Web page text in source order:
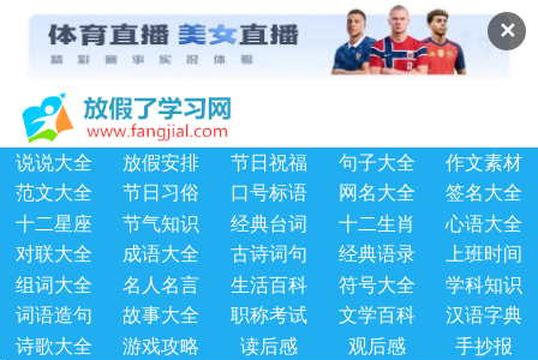
✕
说说大全 放假安排 节日祝福 句子大全
作文素材
范文大全
节日习俗 口号标语 网名大全
签名大全
十二星座
节气知识 经典台词 十二生肖
心语大全
对联大全
成语大全 古诗词句 经典语录
上班时间
组词大全
名人名言 生活百科 符号大全
学科知识
词语造句
故事大全 职称考试 文学百科
汉语字典
诗歌大全
游戏攻略 读后感 观后感
手抄报